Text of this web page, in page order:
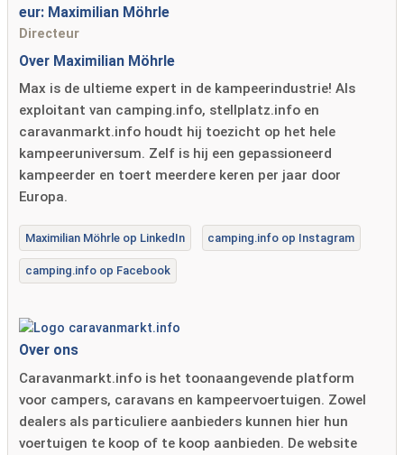
eur: Maximilian Möhrle
Directeur
Over Maximilian Möhrle
Max is de ultieme expert in de kampeerindustrie! Als
exploitant van camping.info, stellplatz.info en
caravanmarkt.info houdt hij toezicht op het hele
kampeeruniversum. Zelf is hij een gepassioneerd
kampeerder en toert meerdere keren per jaar door
Europa.
Maximilian Möhrle op LinkedIn camping.info op Instagram
camping.info op Facebook
Over ons
Caravanmarkt.info is het toonaangevende platform
voor campers, caravans en kampeervoertuigen. Zowel
dealers als particuliere aanbieders kunnen hier hun
voertuigen te koop of te koop aanbieden. De website